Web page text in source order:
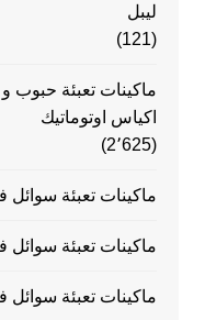
ليبل
(121)
ماكينات تعبئة حبوب
اكياس اوتوماتيك
(2٬625)
ماكينات تعبئة
ماكينات تعبئة سوائل
ماكينات تعبئة